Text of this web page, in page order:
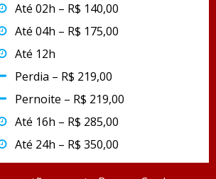
Até 02h – R$ 140,00
Até 04h – R$ 175,00
Até 12h
Perdia – R$ 219,00
Pernoite – R$ 219,00
Até 16h – R$ 285,00
Até 24h – R$ 350,00